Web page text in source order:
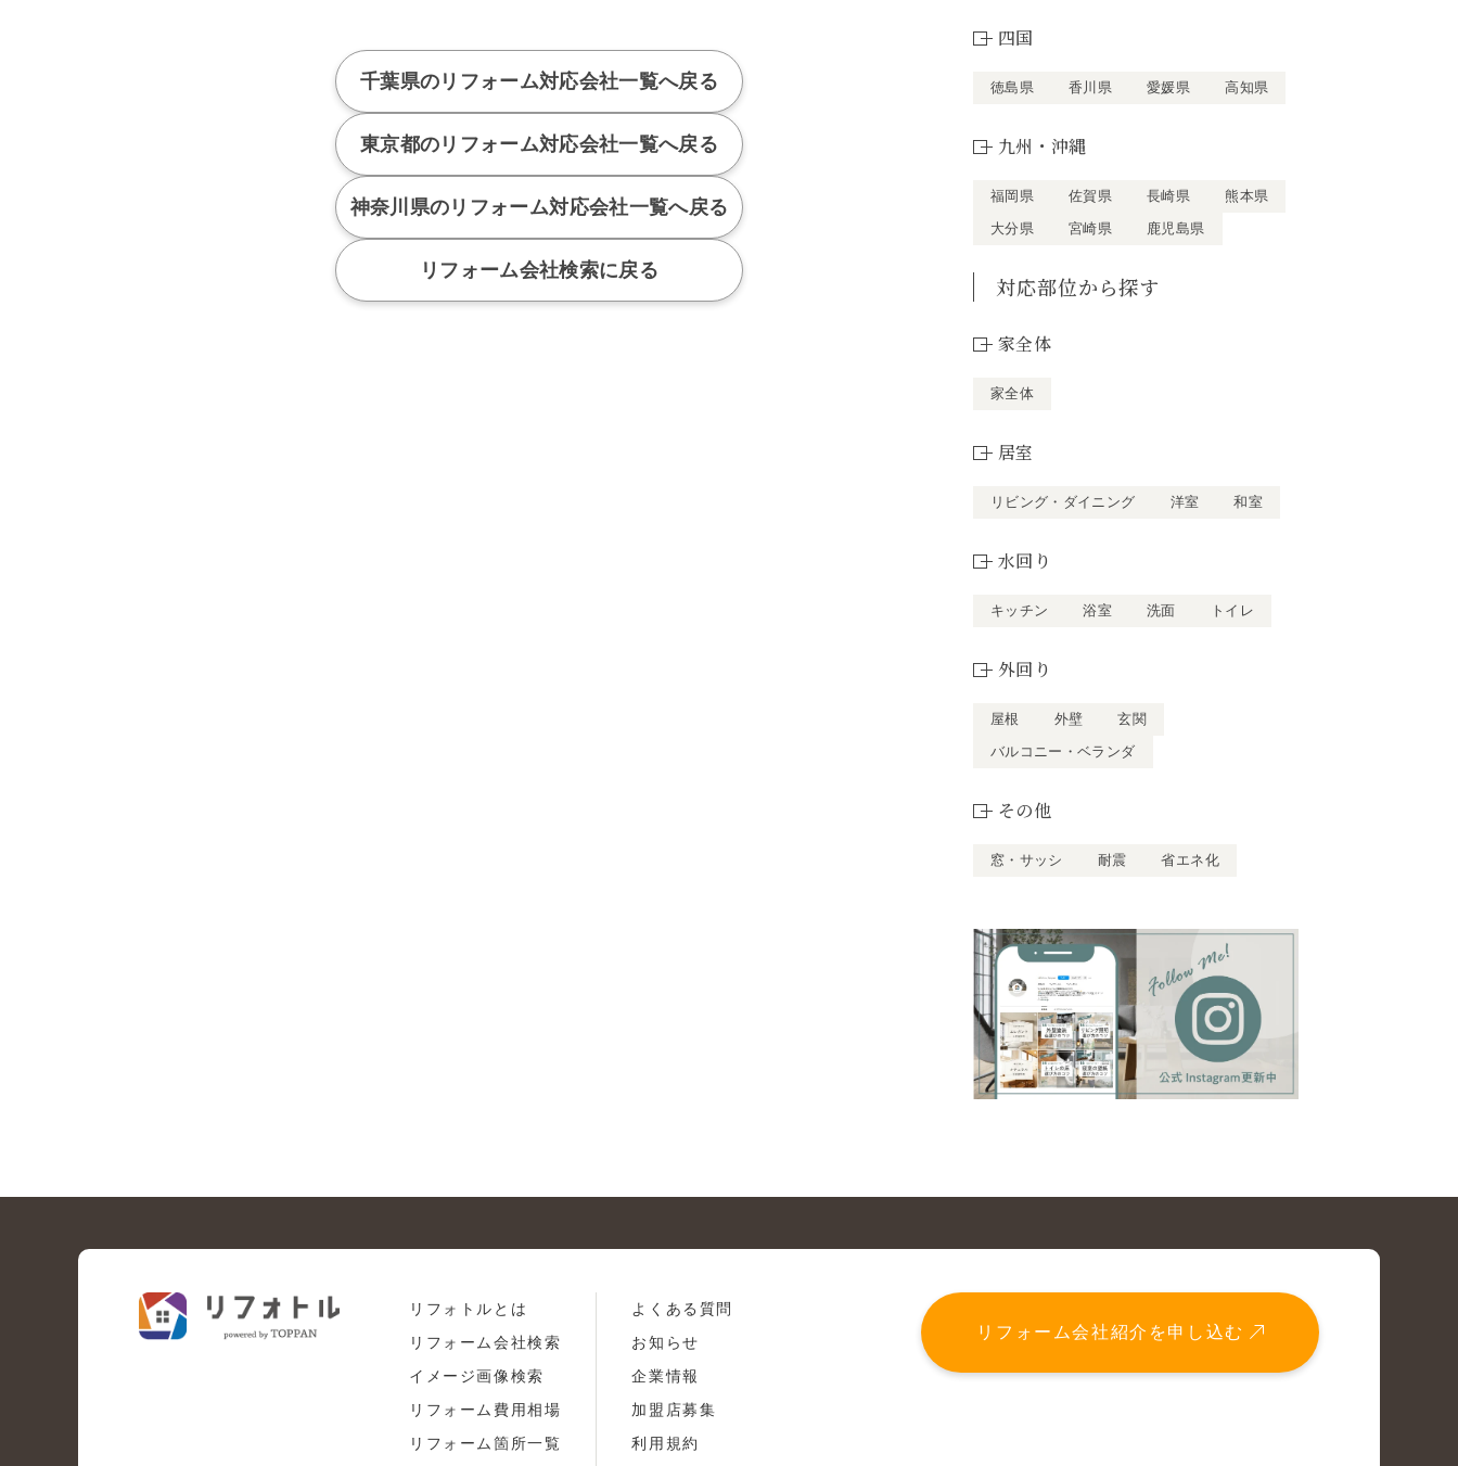
千葉県のリフォーム対応会社一覧へ戻る
東京都のリフォーム対応会社一覧へ戻る
神奈川県のリフォーム対応会社一覧へ戻る
リフォーム会社検索に戻る
四国
徳島県 香川県 愛媛県 高知県
九州・沖縄
福岡県 佐賀県 長崎県
熊本県
大分県
宮崎県 鹿児島県
対応部位から探す
家全体
家全体
居室
リビング・ダイニング 洋室 和室
水回り
キッチン 浴室 洗面 トイレ
外回り
屋根 外壁
玄関
バルコニー・ベランダ
その他
窓・サッシ 耐震 省エネ化
リフォトルとは
リフォーム会社検索
イメージ画像検索
リフォーム費用相場
リフォーム箇所一覧
よくある質問
お知らせ
企業情報
加盟店募集
利用規約
リフォーム会社紹介を申し込む